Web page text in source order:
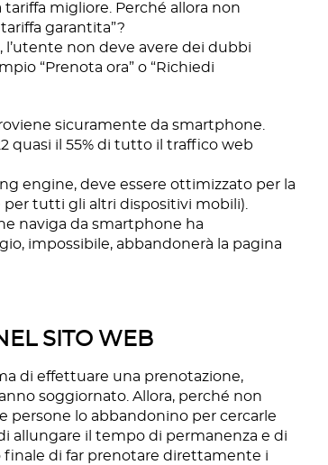
migliore. Perché allora non
garantita”?
l’utente non deve avere dei dubbi
“Prenota ora” o “Richiedi
sicuramente da smartphone.
quasi il 55% di tutto il traffico web
engine, deve essere ottimizzato per la
tutti gli altri dispositivi mobili).
naviga da smartphone ha
impossibile, abbandonerà la pagina
SITO WEB
di effettuare una prenotazione,
soggiornato. Allora, perché non
persone lo abbandonino per cercarle
allungare il tempo di permanenza e di
di far prenotare direttamente i